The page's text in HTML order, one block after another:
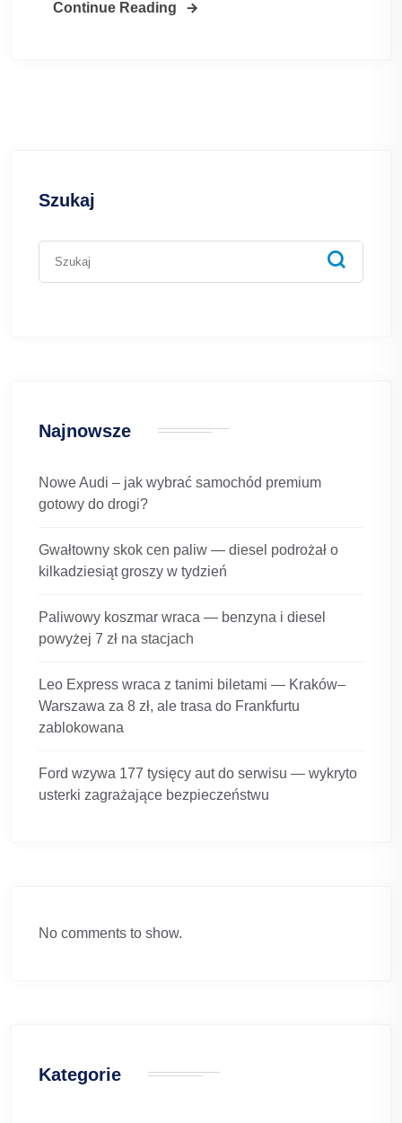
Continue Reading
Szukaj
Najnowsze
Nowe Audi – jak wybrać samochód premium
gotowy do drogi?
Gwałtowny skok cen paliw — diesel podrożał o
kilkadziesiąt groszy w tydzień
Paliwowy koszmar wraca — benzyna i diesel
powyżej 7 zł na stacjach
Leo Express wraca z tanimi biletami — Kraków–
Warszawa za 8 zł, ale trasa do Frankfurtu
zablokowana
Ford wzywa 177 tysięcy aut do serwisu — wykryto
usterki zagrażające bezpieczeństwu
No comments to show.
Kategorie